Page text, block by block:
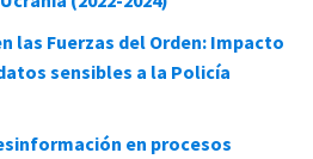
las Fuerzas del Orden: Impacto
sensibles a la Policía
en procesos